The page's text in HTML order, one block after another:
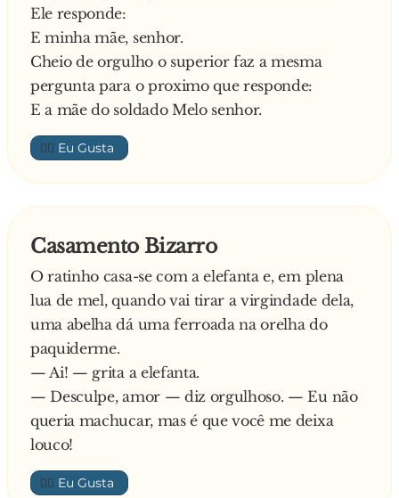
Ele responde:
E minha mãe, senhor.
Cheio de orgulho o superior faz a mesma
pergunta para o proximo que responde:
E a mãe do soldado Melo senhor.
👍🏼
Casamento Bizarro
O ratinho casa-se com a elefanta e, em plena
lua de mel, quando vai tirar a virgindade dela,
uma abelha dá uma ferroada na orelha do
paquiderme.
— Ai! — grita a elefanta.
— Desculpe, amor — diz orgulhoso. — Eu não
queria machucar, mas é que você me deixa
louco!
👍🏼